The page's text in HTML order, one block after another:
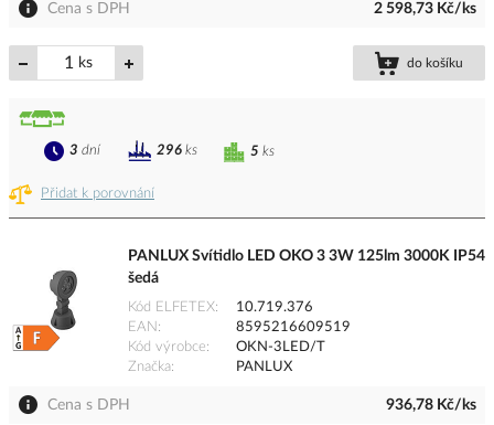
Cena s DPH 2 598,73 Kč/ks
ks do košíku
Přidat k porovnání
5 ks
3 dní 296 ks
PANLUX Svítidlo LED OKO 3 3W 125lm 3000K IP54
šedá
Kód ELFETEX
10.719.376
EAN
8595216609519
Kód výrobce
OKN-3LED/T
Značka
PANLUX
Cena s DPH 936,78 Kč/ks